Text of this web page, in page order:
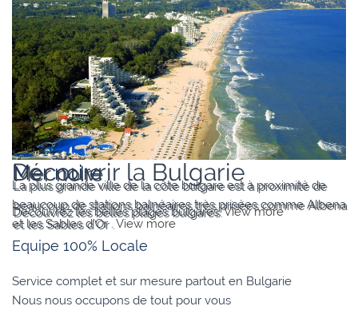
Varna
La plus grande ville de la côte bulgare est à proximité de
beaucoup de stations balnéaires très prisées comme Albena
et les Sables d’Or . View more
Mer noire
Découvrez les belles plages bulgares.View more
Découvrir la Bulgarie
Equipe 100% Locale
Service complet et sur mesure partout en Bulgarie
Nous nous occupons de tout pour vous